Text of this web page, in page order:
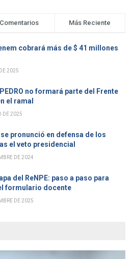
Comentarios Más Reciente
cobrará más de $ 41 millones
2025
PEDRO no formará parte del Frente
el ramal
DE 2025
pronunció en defensa de los
el veto presidencial
DE 2024
del ReNPE: paso a paso para
formulario docente
DE 2025